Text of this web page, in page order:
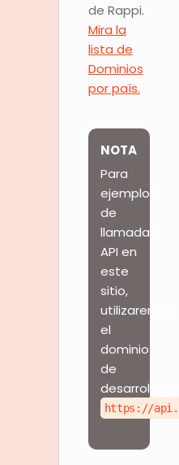
de Rappi.
Mira la
lista de
Dominios
por país.
NOTA
Para
ejemplos
de
llamadas
API en
este
sitio,
utilizaremos
el
dominio
de
https://